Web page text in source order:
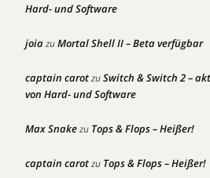
Hard- und Software
joiazuMortal Shell II – Beta verfügbar
captain carotzuSwitch & Switch 2 –
von Hard- und Software
Max Snakezu Tops & Flops – Heißer!
captain carotzu Tops & Flops – Heißer!